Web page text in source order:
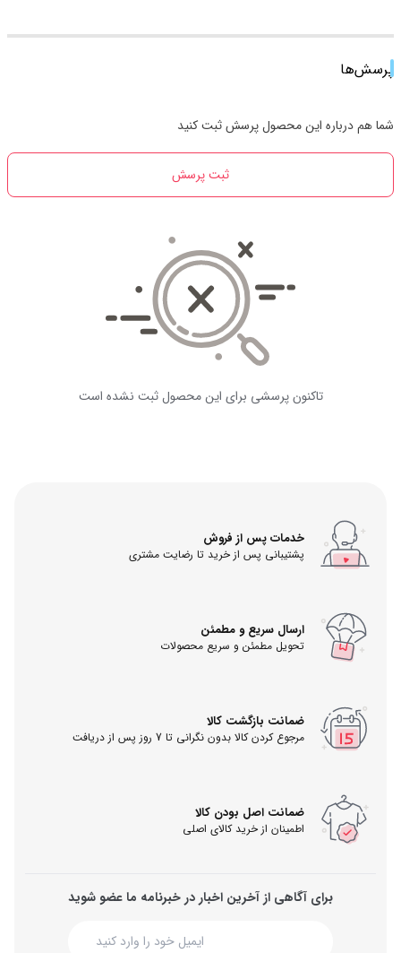
پرسش‌ها
شما هم درباره این محصول پرسش ثبت کنید
ثبت پرسش
تاکنون پرسشی برای این محصول ثبت نشده است
خدمات پس از فروش
پشتیبانی پس از خرید تا رضایت مشتری
ارسال سریع و مطمئن
تحویل مطمئن و سریع محصولات
ضمانت بازگشت کالا
مرجوع کردن کالا بدون نگرانی تا 7 روز پس از دریافت
ضمانت اصل بودن کالا
اطمینان از خرید کالای اصلی
برای آگاهی از آخرین اخبار در خبرنامه ما عضو شوید